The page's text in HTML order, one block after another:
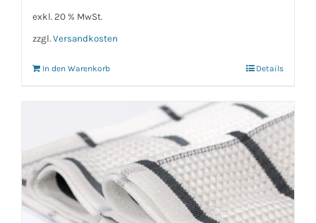
exkl. 20 % MwSt.
zzgl. Versandkosten
In den Warenkorb Details